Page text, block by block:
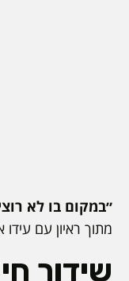
״במקום בו לא
מתוך ראיון עם
שידור